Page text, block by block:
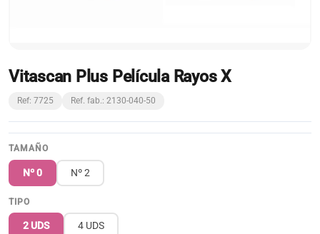
Vitascan Plus Película Rayos X
Ref: 7725 Ref. fab.: 2130-040-50
TAMAÑO
Nº 0 Nº 2
TIPO
2 UDS 4 UDS